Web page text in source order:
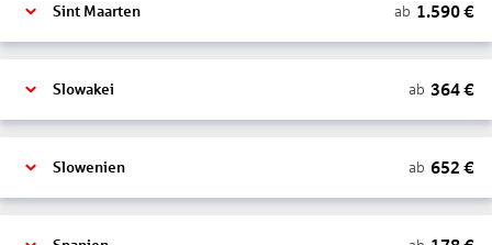
Sint Maarten ab 1.590€
Slowakei ab 364€
Slowenien ab 652 €